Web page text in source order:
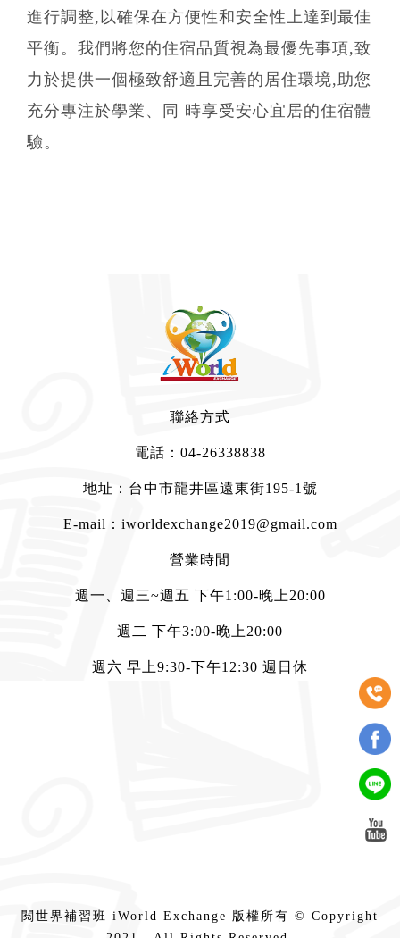
進行調整,以確保在方便性和安全性上達到最佳
平衡。我們將您的住宿品質視為最優先事項,致
力於提供一個極致舒適且完善的居住環境,助您
充分專注於學業、同 時享受安心宜居的住宿體
驗。
聯絡方式
電話： 04-26338838
地址：台中市龍井區遠東街195-1號
E-mail： iworldexchange2019@gmail.com
營業時間
週一、週三~週五 下午1:00-晚上20:00
週二 下午3:00-晚上20:00
週六 早上9:30-下午12:30 週日休
閱世界補習班 iWorld Exchange 版權所有 © Copyright